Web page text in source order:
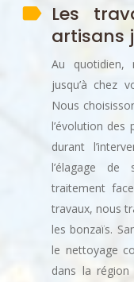
Les
artisans
Au quotidien,
jusqu’à chez
Nous
l’évolution des
durant
l’élagage
traitement
travaux, nous
les bonzaïs.
le nettoyage
dans la région